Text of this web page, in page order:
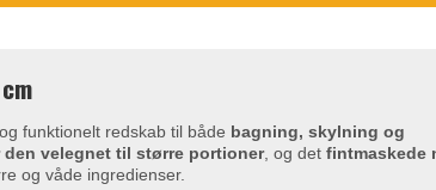
funktionelt redskab til både bagning, skylning og
velegnet til større portioner, og det fintmaskede
og våde ingredienser.